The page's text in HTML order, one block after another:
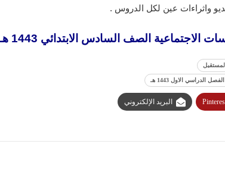
واثراءات عين لكل الدروس .
الصف السادس الابتدائي 1443 هـ
الاول 1443 هـ
البريد الإلكتروني